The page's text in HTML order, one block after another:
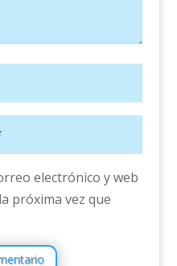
electrónico y web
próxima vez que